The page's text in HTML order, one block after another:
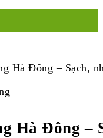
Hà Đông – Sạch,
Hà Đông –